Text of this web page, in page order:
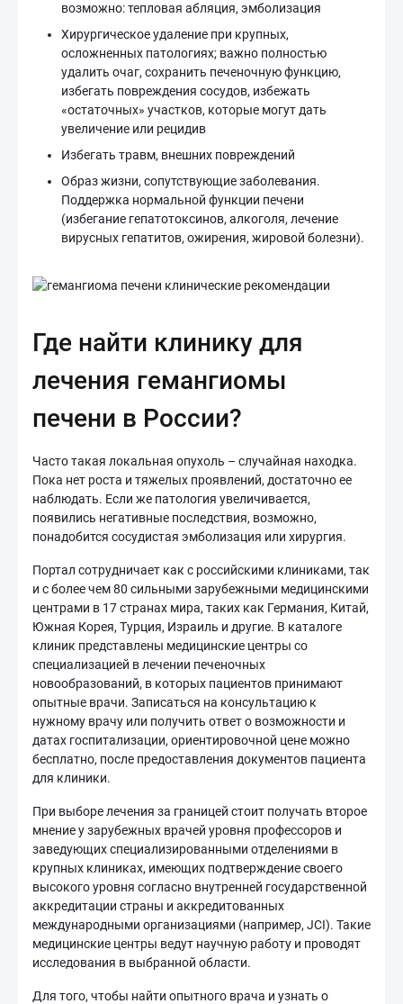
возможно: тепловая абляция, эмболизация
Хирургическое удаление при крупных,
осложненных патологиях; важно полностью
удалить очаг, сохранить печеночную функцию,
избегать повреждения сосудов, избежать
«остаточных» участков, которые могут дать
увеличение или рецидив
Избегать травм, внешних повреждений
Образ жизни, сопутствующие заболевания.
Поддержка нормальной функции печени
(избегание гепатотоксинов, алкоголя, лечение
вирусных гепатитов, ожирения, жировой болезни).
Где найти клинику для
лечения гемангиомы
печени в России?
Часто такая локальная опухоль – случайная находка.
Пока нет роста и тяжелых проявлений, достаточно ее
наблюдать. Если же патология увеличивается,
появились негативные последствия, возможно,
понадобится сосудистая эмболизация или хирургия.
Портал сотрудничает как с российскими клиниками, так
и с более чем 80 сильными зарубежными медицинскими
центрами в 17 странах мира, таких как Германия, Китай,
Южная Корея, Турция, Израиль и другие. В каталоге
клиник представлены медицинские центры со
специализацией в лечении печеночных
новообразований, в которых пациентов принимают
опытные врачи. Записаться на консультацию к
нужному врачу или получить ответ о возможности и
датах госпитализации, ориентировочной цене можно
бесплатно, после предоставления документов пациента
для клиники.
При выборе лечения за границей стоит получать второе
мнение у зарубежных врачей уровня профессоров и
заведующих специализированными отделениями в
крупных клиниках, имеющих подтверждение своего
высокого уровня согласно внутренней государственной
аккредитации страны и аккредитованных
международными организациями (например, JCI). Такие
медицинские центры ведут научную работу и проводят
исследования в выбранной области.
Для того, чтобы найти опытного врача и узнать о